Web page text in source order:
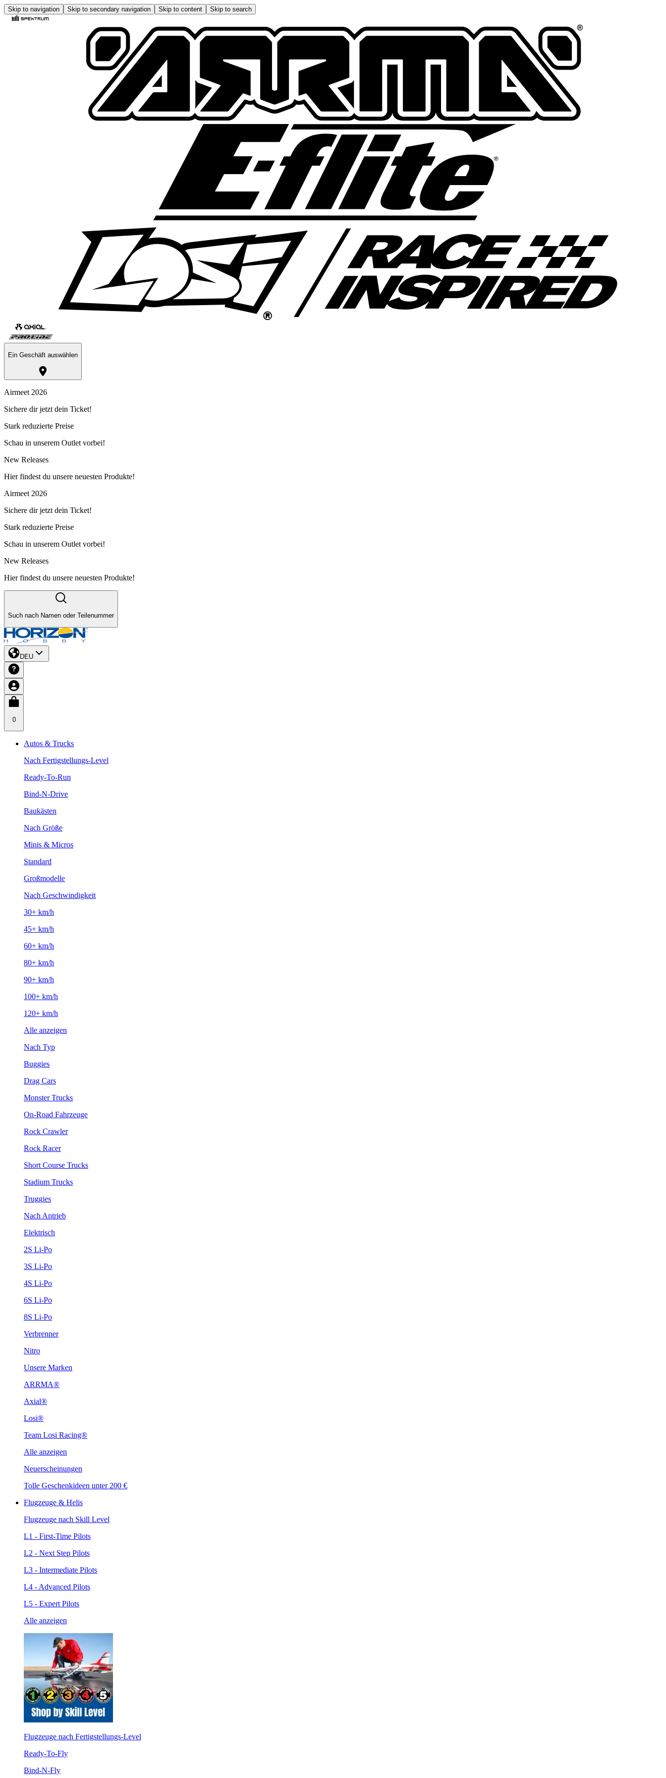
Skip to navigation Skip to secondary navigation Skip to content Skip to search
Ein Geschäft auswählen
Airmeet 2026
Sichere dir jetzt dein Ticket!
Stark reduzierte Preise
Schau in unserem Outlet vorbei!
New Releases
Hier findest du unsere neuesten Produkte!
Airmeet 2026
Sichere dir jetzt dein Ticket!
Stark reduzierte Preise
Schau in unserem Outlet vorbei!
New Releases
Hier findest du unsere neuesten Produkte!
Such nach Namen oder Teilenummer
DEU
0
Autos & Trucks
Nach Fertigstellungs-Level
Ready-To-Run
Bind-N-Drive
Baukästen
Nach Größe
Minis & Micros
Standard
Großmodelle
Nach Geschwindigkeit
30+ km/h
45+ km/h
60+ km/h
80+ km/h
90+ km/h
100+ km/h
120+ km/h
Alle anzeigen
Nach Typ
Buggies
Drag Cars
Monster Trucks
On-Road Fahrzeuge
Rock Crawler
Rock Racer
Short Course Trucks
Stadium Trucks
Truggies
Nach Antrieb
Elektrisch
2S Li-Po
3S Li-Po
4S Li-Po
6S Li-Po
8S Li-Po
Verbrenner
Nitro
Unsere Marken
ARRMA®
Axial®
Losi®
Team Losi Racing®
Alle anzeigen
Neuerscheinungen
Tolle Geschenkideen unter 200 €
Flugzeuge & Helis
Flugzeuge nach Skill Level
L1 - First-Time Pilots
L2 - Next Step Pilots
L3 - Intermediate Pilots
L4 - Advanced Pilots
L5 - Expert Pilots
Alle anzeigen
Flugzeuge nach Fertigstellungs-Level
Ready-To-Fly
Bind-N-Fly